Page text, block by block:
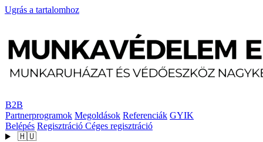
Ugrás a tartalomhoz
B2B
Partnerprogramok Megoldások Referenciák GYIK
Belépés Regisztráció Céges regisztráció
🇭🇺